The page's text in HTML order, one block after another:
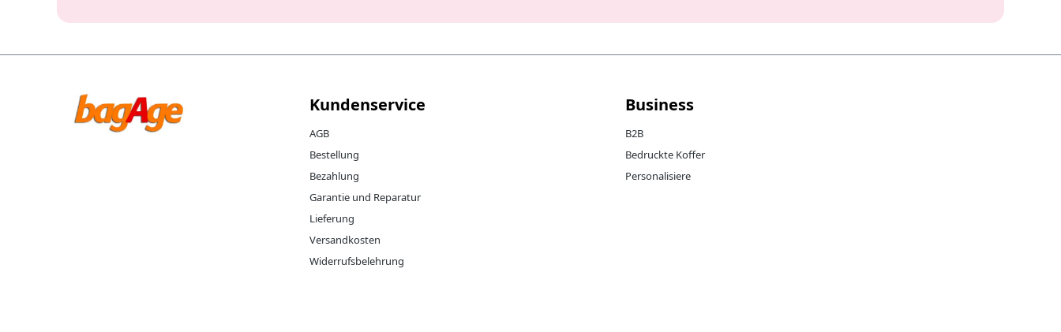
Kundenservice
AGB
Bestellung
Bezahlung
Garantie und Reparatur
Lieferung
Versandkosten
Widerrufsbelehrung
Business
B2B
Bedruckte Koffer
Personalisiere